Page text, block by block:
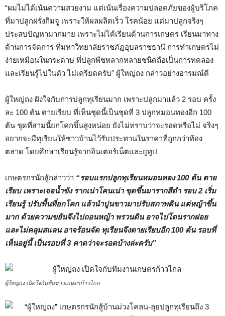
“ผมไม่ได้เน้นความสวยงาม แต่เน้นเรื่องความปลอดภัยของผู้บริโภค
ที่มาปลูกฝรั่งกิมจู เพราะให้ผลผลิตเร็ว โรคน้อย แต่มาปลูกจริงๆ
ประสบปัญหามากมาย เพราะไม่ได้เรียนด้านการเกษตร เรียนมาทาง
ด้านการจัดการ ที่มหาวิทยาลัยราชภัฏอุบลราชธานี การทำเกษตรไม่
ง่ายเหมือนในกระดาษ ที่ปลูกพืชหลากหลายชนิดถือเป็นการทดลอง
และเรียนรู้ไปในตัว ไม่เครียดครับ” ผู้ใหญ่ถง กล่าวอย่างอารมณ์ดี
ผู้ใหญ่ถง ฝังใจกับการปลูกทุเรียนมาก เพราะปลูกมาแล้ว 2 รอบ ครั้ง
ละ 100 ต้น ตายเรียบ ที่เห็นชุดนี้เป็นชุดที่ 3 ปลูกหมอนทองอีก 100
ต้น ชุดที่สามนี้ยกโคกขึ้นสูงหน่อย ยังไม่ทราบว่าจะรอดหรือไม่ จริงๆ
อยากจะมีทุเรียนให้ชาวบ้านไว้รับประทานในราคาที่ถูกกว่าท้อง
ตลาด โดยศึกษาเรียนรู้จากอินเตอร์เน็ตและยูทูป
เกษตรกรนักสู้กล่าวว่า “รอบแรกปลูกทุเรียนหมอนทอง 100 ต้น ตาย
เรียบ เพราะเจอน้ำขัง รากเน่าโคนเน่า ขุดขึ้นมารากสีดำ รอบ 2 เริ่ม
เรียนรู้ ปรับพื้นที่ยกโคก แล้วนำปูนขาวมาปรับสภาพดิน แต่หญ้าขึ้น
มาก ด้วยความขยันจึงไปถอนหญ้า พรวนดิน อาจไปโดนรากฝอย
และไม่คลุมสแลน อาจร้อนจัด ทุเรียนจึงตายเรียบอีก 100 ต้น รอบที่
เห็นอยู่นี้ เป็นรอบที่ 3 คาดว่าจะรอดบ้างล่ะครับ”
ผู้ใหญ่ถง เปิดใจกับทีมข่าวเกษตรก้าวไกล